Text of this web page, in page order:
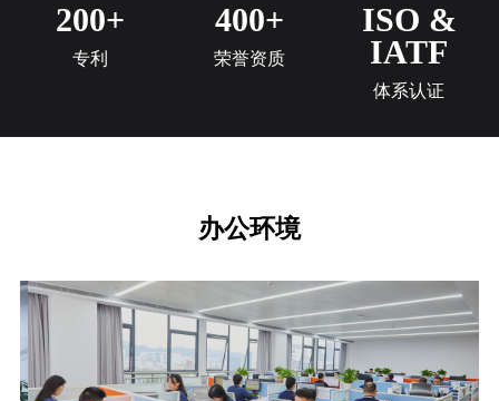
200+
专利
400+
荣誉资质
ISO &
IATF
体系认证
办公环境